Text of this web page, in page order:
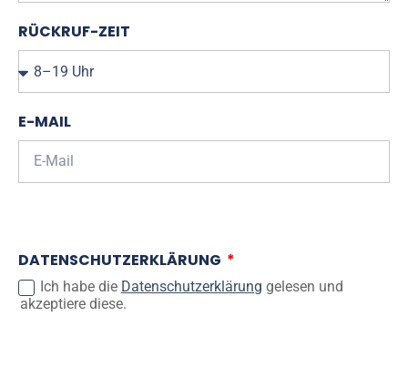
RÜCKRUF-ZEIT
E-MAIL
DATENSCHUTZERKLÄRUNG
Ich habe die Datenschutzerklärung gelesen und
akzeptiere diese.